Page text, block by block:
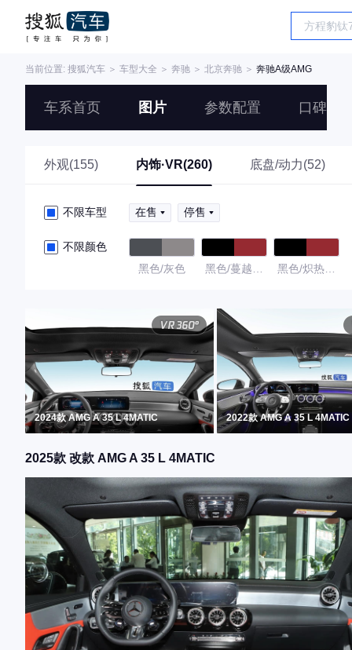
当前位置: 搜狐汽车 ＞ 车型大全 ＞ 奔驰 ＞ 北京奔驰 ＞ 奔驰A级AMG
车系首页 图片 参数配置 口碑
外观(155) 内饰·VR(260) 底盘/动力(52)
不限车型 在售 停售
不限颜色
黑色/灰色
黑色/蔓越莓
黑色/炽热红
2024款 AMG A 35 L 4MATIC 2022款 AMG A 35 L 4MATIC
2025款 改款 AMG A 35 L 4MATIC